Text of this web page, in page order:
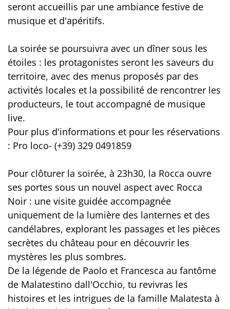
seront accueillis par une ambiance festive de
musique et d'apéritifs.
La soirée se poursuivra avec un dîner sous les
étoiles : les protagonistes seront les saveurs du
territoire, avec des menus proposés par des
activités locales et la possibilité de rencontrer les
producteurs, le tout accompagné de musique
live.
Pour plus d'informations et pour les réservations
: Pro loco- (+39) 329 0491859
Pour clôturer la soirée, à 23h30, la Rocca ouvre
ses portes sous un nouvel aspect avec Rocca
Noir : une visite guidée accompagnée
uniquement de la lumière des lanternes et des
candélabres, explorant les passages et les pièces
secrètes du château pour en découvrir les
mystères les plus sombres.
De la légende de Paolo et Francesca au fantôme
de Malatestino dall'Occhio, tu revivras les
histoires et les intrigues de la famille Malatesta à